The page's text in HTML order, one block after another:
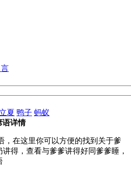
立夏 鸭子 蚂蚁
语详情
，在这里你可以方便的找到关于爹
得，查看与爹爹讲得好同爹爹睡，